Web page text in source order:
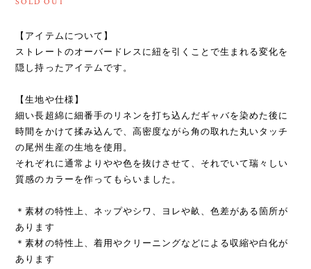
【アイテムについて】
ストレートのオーバードレスに紐を引くことで生まれる変化を
隠し持ったアイテムです。
【生地や仕様】
細い長超綿に細番手のリネンを打ち込んだギャバを染めた後に
時間をかけて揉み込んで、高密度ながら角の取れた丸いタッチ
の尾州生産の生地を使用。
それぞれに通常よりやや色を抜けさせて、それでいて瑞々しい
質感のカラーを作ってもらいました。
＊素材の特性上、ネップやシワ、ヨレや畝、色差がある箇所が
あります
＊素材の特性上、着用やクリーニングなどによる収縮や白化が
あります